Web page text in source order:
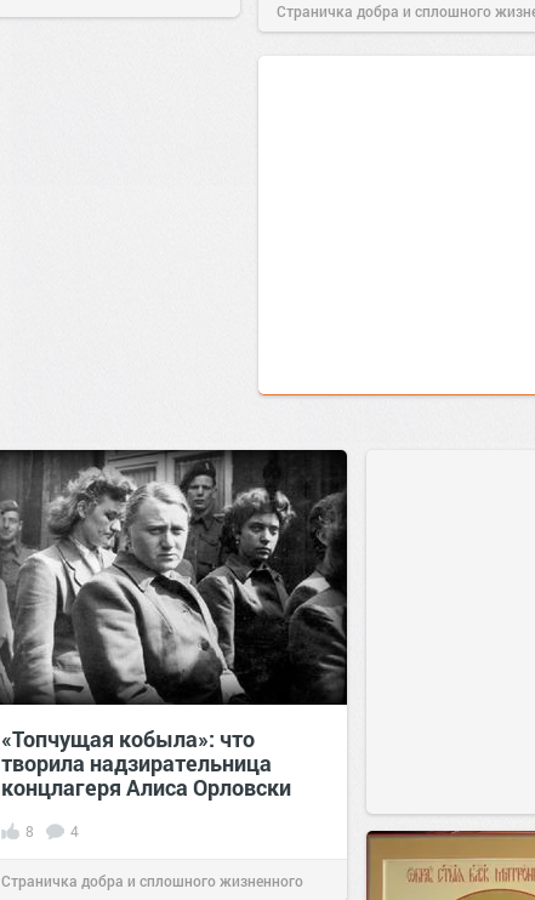
Страничка добра и сплошного
позитива! 04:04 05 янв 2020
«Топчущая кобыла»: что
творила надзирательница
концлагеря Алиса Орловски
8 4
Страничка добра и сплошного жизненного